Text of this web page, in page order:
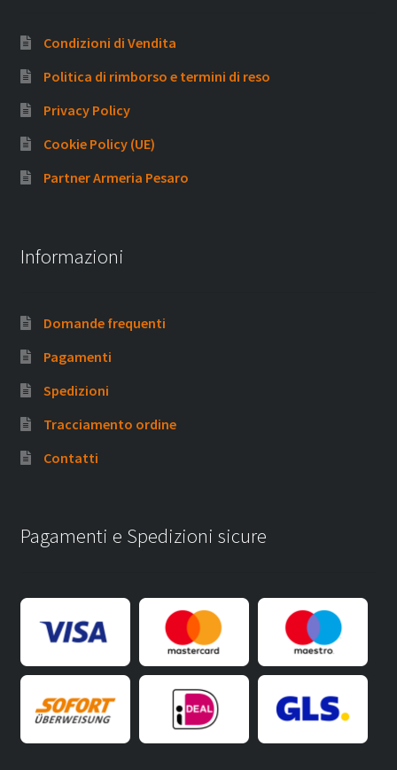
Condizioni di Vendita
Politica di rimborso e termini di reso
Privacy Policy
Cookie Policy (UE)
Partner Armeria Pesaro
Informazioni
Domande frequenti
Pagamenti
Spedizioni
Tracciamento ordine
Contatti
Pagamenti e Spedizioni sicure